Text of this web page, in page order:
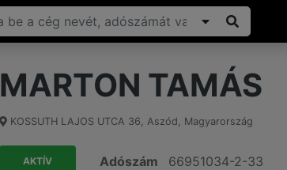
MARTON TAMÁS
KOSSUTH LAJOS UTCA 36, Aszód, Magyarország
AKTÍV Adószám 66951034-2-33